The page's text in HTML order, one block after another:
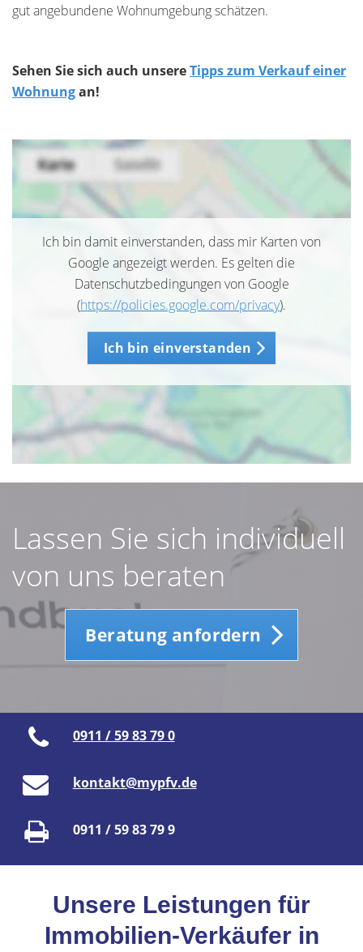
gut angebundene Wohnumgebung schätzen.
Sehen Sie sich auch unsereTipps zum Verkauf einer
Wohnungan!
Ich bin damit einverstanden, dass mir Karten von
Google angezeigt werden. Es gelten die
Datenschutzbedingungen von Google
(https://policies.google.com/privacy).
Ich bin einverstanden
Lassen Sie sich individuell
von uns beraten
Beratung anfordern
0911 / 59 83 79 0
kontakt@mypfv.de
0911 / 59 83 79 9
Unsere Leistungen für
Immobilien-Verkäufer in